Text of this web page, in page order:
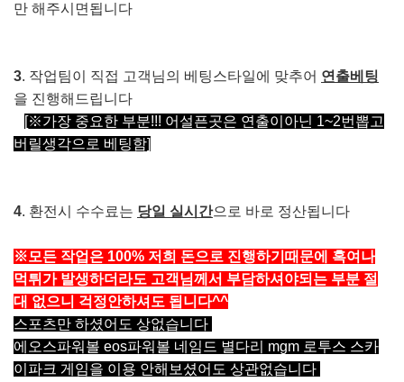
만 해주시면됩니다
3. 작업팀이 직접 고객님의 베팅스타일에 맞추어 연출베팅
을 진행해드립니다
[※가장 중요한 부분!!! 어설픈곳은 연출이아닌 1~2번뽑고
버릴생각으로 베팅함]
4. 환전시 수수료는 당일 실시간으로 바로 정산됩니다
※모든 작업은 100% 저희 돈으로 진행하기때문에 혹여나
먹튀가 발생하더라도 고객님께서 부담하셔야되는 부분 절
대 없으니 걱정안하셔도 됩니다^^
스포츠만 하셨어도 상없습니다
에오스파워볼 eos파워볼 네임드 별다리 mgm 로투스 스카
이파크 게임을 이용 안해보셨어도 상관없습니다